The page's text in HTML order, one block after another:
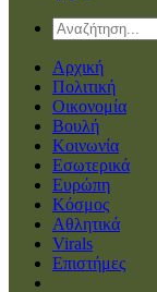
Αρχική
Πολιτική
Οικονομία
Βουλή
Κοινωνία
Εσωτερικά
Ευρώπη
Κόσμος
Αθλητικά
Virals
Επιστήμες